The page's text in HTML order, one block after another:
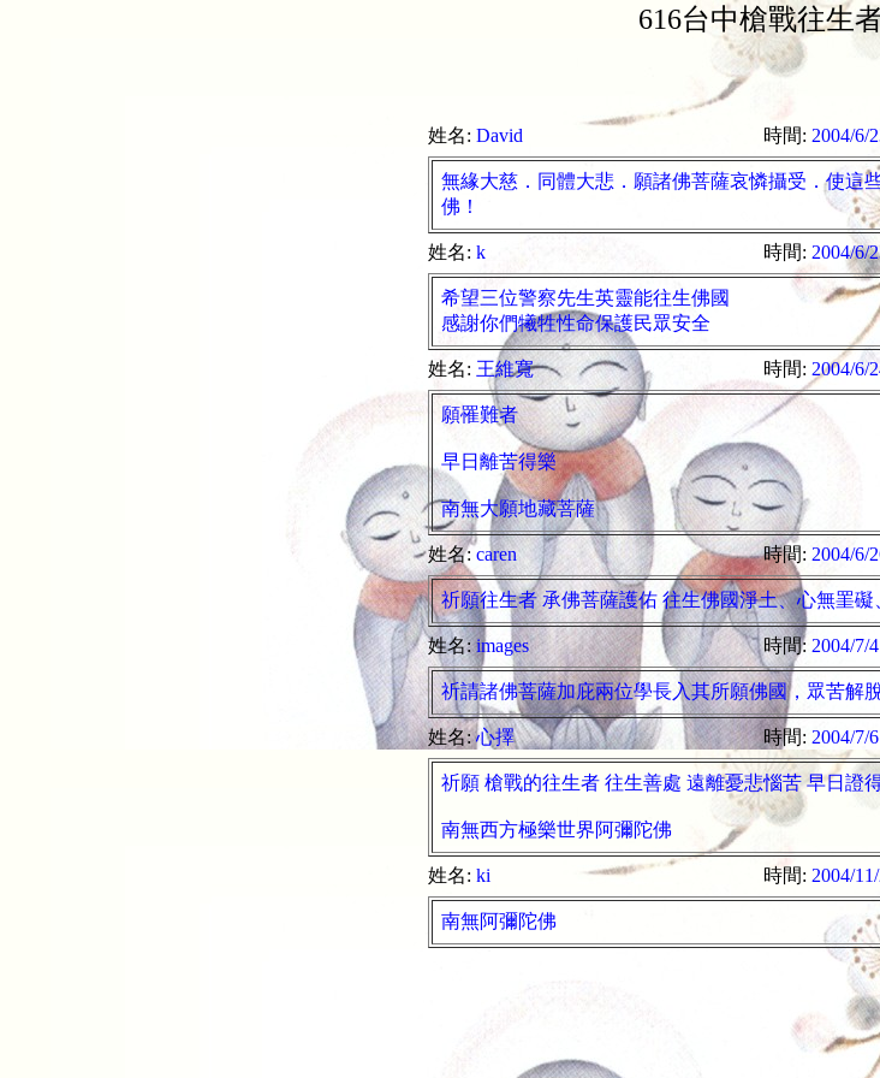
616台中槍戰往生
姓名: David 時間: 2004/6/
無緣大慈．同體大悲．願諸佛菩薩哀憐攝受．使這
佛！
姓名: k 時間: 2004/6/
希望三位警察先生英靈能往生佛國
感謝你們犧牲性命保護民眾安全
姓名: 王維寬 時間: 2004/6/
願罹難者
早日離苦得樂
南無大願地藏菩薩
姓名: caren 時間: 2004/6/
祈願往生者 承佛菩薩護佑 往生佛國淨土、心無罣礙
姓名:images 時間: 2004/7/4
祈請諸佛菩薩加庇兩位學長入其所願佛國，眾苦解脫
姓名:心擇 時間: 2004/7/6
祈願 槍戰的往生者 往生善處 遠離憂悲惱苦 早日證
南無西方極樂世界阿彌陀佛
姓名: ki 時間: 2004/
南無阿彌陀佛